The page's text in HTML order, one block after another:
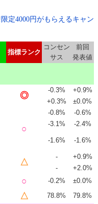
定4000円がもらえるキャン
指標ランク
コンセン
サス
前回
発表値
◎
-0.3%
+0.9%
+0.3% ±0.0%
○
-0.8%
-0.6%
-3.1%
-2.4%
-1.6% -1.6%
△
-
+0.9%
-
+2.0%
○ -0.2%
±0.0%
△ 78.8% 79.8%